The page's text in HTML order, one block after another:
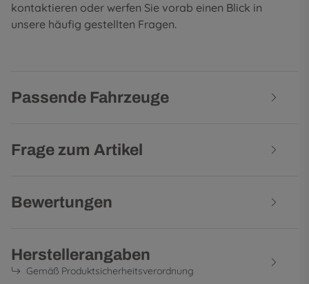
kontaktieren oder werfen Sie vorab einen Blick in
unsere häufig gestellten Fragen.
Passende Fahrzeuge
Frage zum Artikel
Bewertungen
Herstellerangaben
Gemäß Produktsicherheitsverordnung